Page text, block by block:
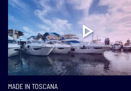
MADE IN TOSCANA